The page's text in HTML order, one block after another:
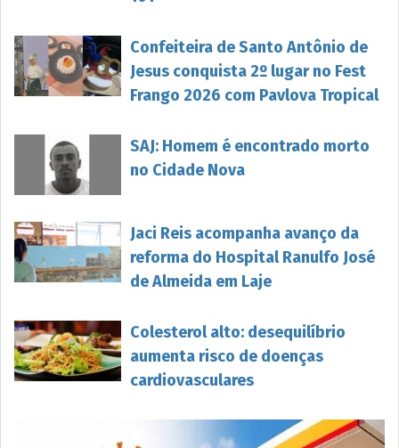
Confeiteira de Santo Antônio de
Jesus conquista 2º lugar no Fest
Frango 2026 com Pavlova Tropical
SAJ: Homem é encontrado morto
no Cidade Nova
Jaci Reis acompanha avanço da
reforma do Hospital Ranulfo José
de Almeida em Laje
Colesterol alto: desequilíbrio
aumenta risco de doenças
cardiovasculares